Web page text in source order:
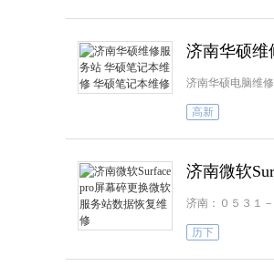
济南华硕维
济南华硕电脑维修
高新
济南微软
济南：０５３１
历下